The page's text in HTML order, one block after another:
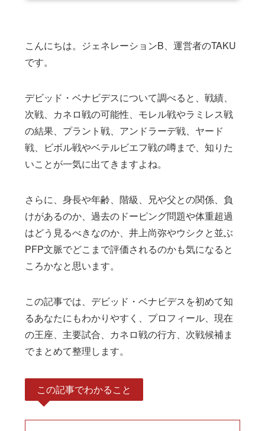
こんにちは。ジェネレーションB、運営者のTAKU
です。
デビッド・ベナビデスについて調べると、戦績、
次戦、カネロ戦の可能性、モレル戦やラミレス戦
の結果、プラント戦、アンドラーデ戦、ヤード
戦、ビボル戦やベテルビエフ戦の噂まで、知りた
いことが一気に出てきますよね。
さらに、身長や年齢、階級、兄や父との関係、負
けがあるのか、過去のドーピング問題や体重超過
はどう見るべきなのか、井上尚弥やウシクと並ぶ
PFP文脈でどこまで評価されるのかも気になると
ころかなと思います。
この記事では、デビッド・ベナビデスを初めて知
るあなたにもわかりやすく、プロフィール、現在
の王座、主要試合、カネロ戦の行方、次戦候補ま
でまとめて整理します。
この記事でわかること